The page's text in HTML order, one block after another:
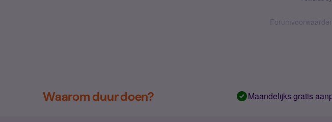
Forumvoorwaarden
Waarom duur doen? Maandelijks gratis